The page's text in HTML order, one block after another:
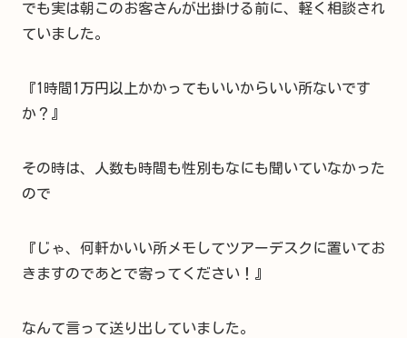
でも実は朝このお客さんが出掛ける前に、軽く相談され
ていました。
『1時間1万円以上かかってもいいからいい所ないです
か？』
その時は、人数も時間も性別もなにも聞いていなかった
ので
『じゃ、何軒かいい所メモしてツアーデスクに置いてお
きますのであとで寄ってください！』
なんて言って送り出していました。